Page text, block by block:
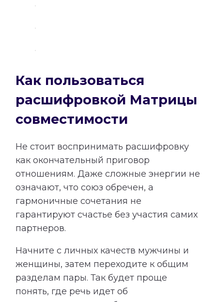
Как пользоваться
расшифровкой Матрицы
совместимости
Не стоит воспринимать расшифровку
как окончательный приговор
отношениям. Даже сложные энергии не
означают, что союз обречен, а
гармоничные сочетания не
гарантируют счастье без участия самих
партнеров.
Начните с личных качеств мужчины и
женщины, затем переходите к общим
разделам пары. Так будет проще
понять, где речь идет об